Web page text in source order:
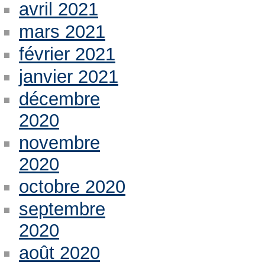
avril 2021
mars 2021
février 2021
janvier 2021
décembre
2020
novembre
2020
octobre 2020
septembre
2020
août 2020